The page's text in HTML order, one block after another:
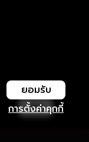
การตั้งค่าคุกกี้
ยอมรับ
เปิด